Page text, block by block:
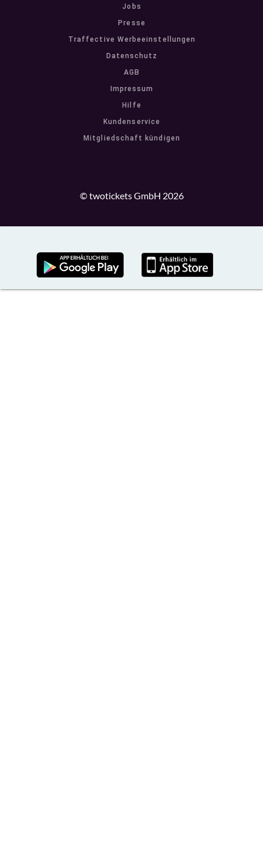
Jobs
Presse
Traffective Werbeeinstellungen
Datenschutz
AGB
Impressum
Hilfe
Kundenservice
Mitgliedschaft kündigen
© twotickets GmbH 2026